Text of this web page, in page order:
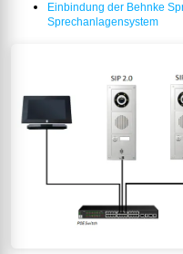
Einbindung der Behnke
Sprechanlagensystem